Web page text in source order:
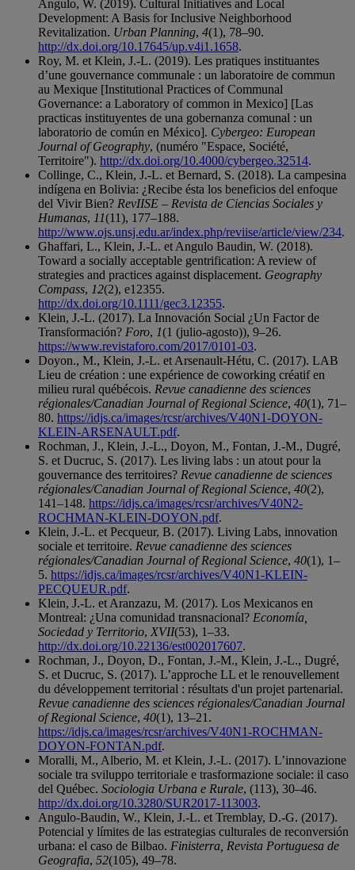
Angulo, W. (2019). Cultural Initiatives and Local
Development: A Basis for Inclusive Neighborhood
Revitalization. Urban Planning, 4(1), 78–90.
http://dx.doi.org/10.17645/up.v4i1.1658.
Roy, M. et Klein, J.-L. (2019). Les pratiques instituantes
d’une gouvernance communale : un laboratoire de commun
au Mexique [Institutional Practices of Communal
Governance: a Laboratory of common in Mexico] [Las
practicas instituyentes de una gobernanza comunal : un
laboratorio de común en México]. Cybergeo: European
Journal of Geography, (numéro "Espace, Société,
Territoire"). http://dx.doi.org/10.4000/cybergeo.32514.
Collinge, C., Klein, J.-L. et Bernard, S. (2018). La campesina
indígena en Bolivia: ¿Recibe ésta los beneficios del enfoque
del Vivir Bien? RevIISE – Revista de Ciencias Sociales y
Humanas, 11(11), 177–188.
http://www.ojs.unsj.edu.ar/index.php/reviise/article/view/234.
Ghaffari, L., Klein, J.-L. et Angulo Baudin, W. (2018).
Toward a socially acceptable gentrification: A review of
strategies and practices against displacement. Geography
Compass, 12(2), e12355.
http://dx.doi.org/10.1111/gec3.12355.
Klein, J.-L. (2017). La Innovación Social ¿Un Factor de
Transformación? Foro, 1(1 (julio-agosto)), 9–26.
https://www.revistaforo.com/2017/0101-03.
Doyon., M., Klein, J.-L. et Arsenault-Hétu, C. (2017). LAB
Lieu de création : une expérience de coworking créatif en
milieu rural québécois. Revue canadienne des sciences
régionales/Canadian Journal of Regional Science, 40(1), 71–
80. https://idjs.ca/images/rcsr/archives/V40N1-DOYON-
KLEIN-ARSENAULT.pdf.
Rochman, J., Klein, J.-L., Doyon, M., Fontan, J.-M., Dugré,
S. et Ducruc, S. (2017). Les living labs : un atout pour la
gouvernance des territoires? Revue canadienne de sciences
régionales/Canadian Journal of Regional Science, 40(2),
141–148. https://idjs.ca/images/rcsr/archives/V40N2-
ROCHMAN-KLEIN-DOYON.pdf.
Klein, J.-L. et Pecqueur, B. (2017). Living Labs, innovation
sociale et territoire. Revue canadienne des sciences
régionales/Canadian Journal of Regional Science, 40(1), 1–
5. https://idjs.ca/images/rcsr/archives/V40N1-KLEIN-
PECQUEUR.pdf.
Klein, J.-L. et Aranzazu, M. (2017). Los Mexicanos en
Montreal: ¿Una comunidad transnacional? Economía,
Sociedad y Territorio, XVII(53), 1–33.
http://dx.doi.org/10.22136/est002017607.
Rochman, J., Doyon, D., Fontan, J.-M., Klein, J.-L., Dugré,
S. et Ducruc, S. (2017). L’approche LL et le renouvellement
du développement territorial : résultats d'un projet partenarial.
Revue canadienne des sciences régionales/Canadian Journal
of Regional Science, 40(1), 13–21.
https://idjs.ca/images/rcsr/archives/V40N1-ROCHMAN-
DOYON-FONTAN.pdf.
Moralli, M., Alberio, M. et Klein, J.-L. (2017). L’innovazione
sociale tra sviluppo territoriale e trasformazione sociale: il caso
del Québec. Sociologia Urbana e Rurale, (113), 30–46.
http://dx.doi.org/10.3280/SUR2017-113003.
Angulo-Baudin, W., Klein, J.-L. et Tremblay, D.-G. (2017).
Potencial y límites de las estrategias culturales de reconversión
urbana: el caso de Bilbao. Finisterra, Revista Portuguesa de
Geografia, 52(105), 49–78.